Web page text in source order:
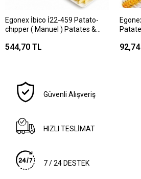
Egonex İbico İ22-459 Patato-
chıpper ( Manuel ) Patates &
Komple Metal ) ( Üstten Kollu
544,70 TL
Güvenli Alışveriş
HIZLI TESLİMAT
7 / 24 DESTEK